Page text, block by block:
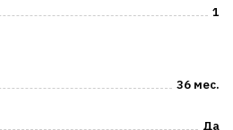
1
36 мес.
Да